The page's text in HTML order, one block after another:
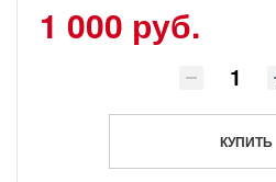
1 000 руб.
КУПИТЬ